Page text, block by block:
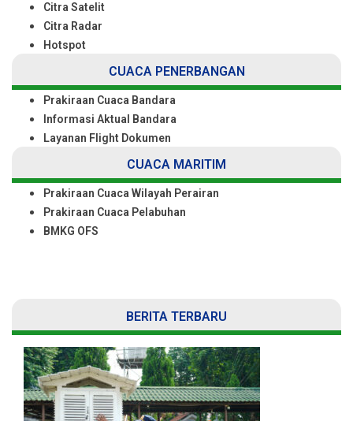
Citra Satelit
Citra Radar
Hotspot
CUACA PENERBANGAN
Prakiraan Cuaca Bandara
Informasi Aktual Bandara
Layanan Flight Dokumen
CUACA MARITIM
Prakiraan Cuaca Wilayah Perairan
Prakiraan Cuaca Pelabuhan
BMKG OFS
BERITA TERBARU